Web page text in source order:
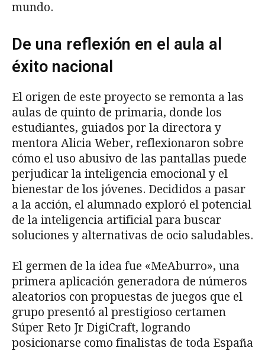
mundo.
De una reflexión en el aula al
éxito nacional
El origen de este proyecto se remonta a las
aulas de quinto de primaria, donde los
estudiantes, guiados por la directora y
mentora Alicia Weber, reflexionaron sobre
cómo el uso abusivo de las pantallas puede
perjudicar la inteligencia emocional y el
bienestar de los jóvenes. Decididos a pasar
a la acción, el alumnado exploró el potencial
de la inteligencia artificial para buscar
soluciones y alternativas de ocio saludables.
El germen de la idea fue «MeAburro», una
primera aplicación generadora de números
aleatorios con propuestas de juegos que el
grupo presentó al prestigioso certamen
Súper Reto Jr DigiCraft, logrando
posicionarse como finalistas de toda España